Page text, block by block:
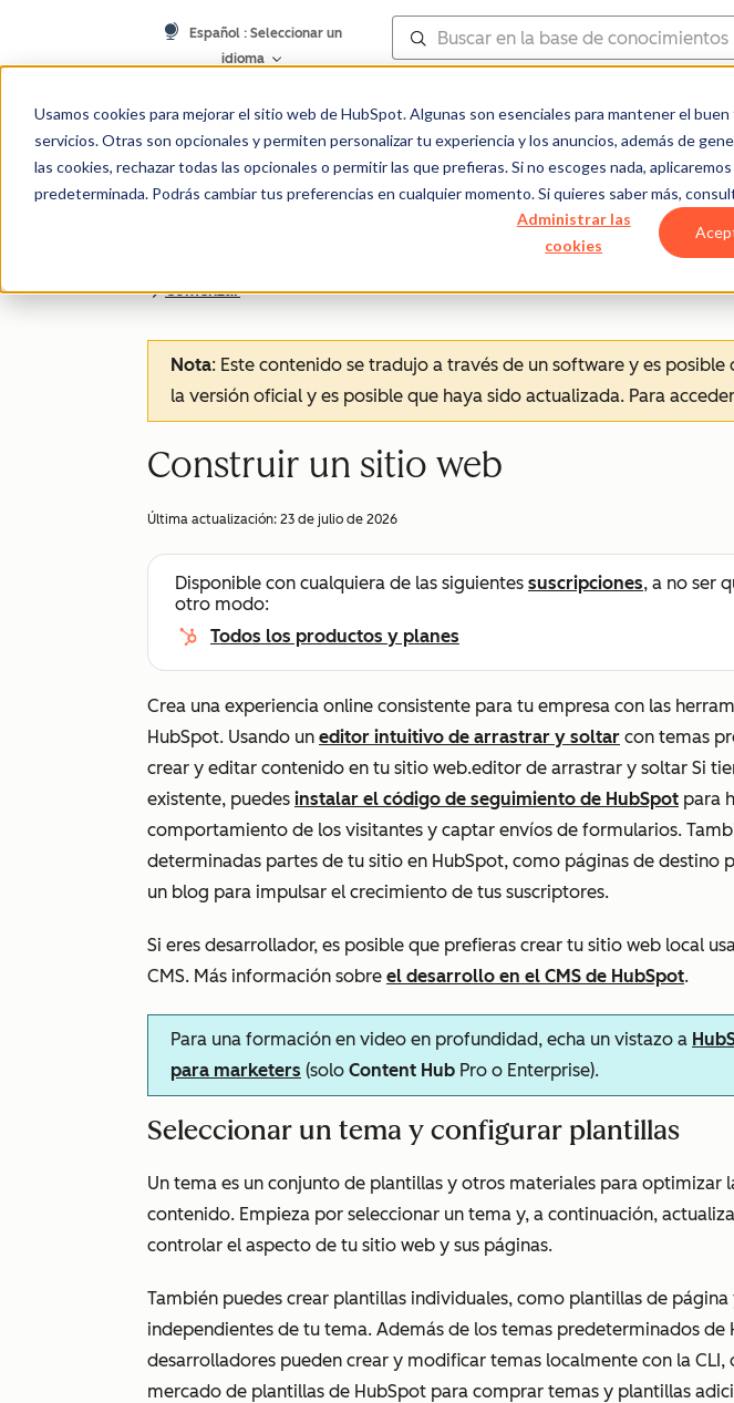
Usamos cookies para mejorar el sitio web de HubSpot. Algunas son esenciales para mantener el
servicios. Otras son opcionales y permiten personalizar tu experiencia y los anuncios, además de
las cookies, rechazar todas las opcionales o permitir las que prefieras. Si no escoges nada,
predeterminada. Podrás cambiar tus preferencias en cualquier momento. Si quieres saber más,
Administrar las
cookies
Español : Seleccionar un
idioma
Base de conocimientos
Centro de ayuda
Comenzar
Nota: Este contenido se tradujo a través de un software y es
la versión oficial y es posible que haya sido actualizada. Para
Construir un sitio web
Última actualización: 23 de julio de 2026
Disponible con cualquiera de las siguientes suscripciones, a no ser
otro modo:
Todos los productos y planes
Crea una experiencia online consistente para tu empresa con las
HubSpot. Usando un editor intuitivo de arrastrar y soltar con temas
crear y editar contenido en tu sitio web.editor de arrastrar y soltar Si
existente, puedes instalar el código de seguimiento de HubSpot para
comportamiento de los visitantes y captar envíos de formularios.
determinadas partes de tu sitio en HubSpot, como páginas de destino
un blog para impulsar el crecimiento de tus suscriptores.
Si eres desarrollador, es posible que prefieras crear tu sitio web local
CMS. Más información sobre el desarrollo en el CMS de HubSpot.
Para una formación en video en profundidad, echa un vistazo a
para marketers (solo Content Hub Pro o Enterprise).
Seleccionar un tema y configurar plantillas
Un tema es un conjunto de plantillas y otros materiales para optimizar
contenido. Empieza por seleccionar un tema y, a continuación,
controlar el aspecto de tu sitio web y sus páginas.
También puedes crear plantillas individuales, como plantillas de
independientes de tu tema. Además de los temas predeterminados de
desarrolladores pueden crear y modificar temas localmente con la CLI,
mercado de plantillas de HubSpot para comprar temas y plantillas